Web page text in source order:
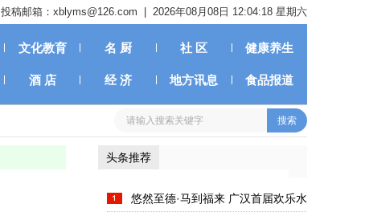
投稿邮箱：xblyms@126.com | 2026年08月08日 12:04:18 星期六
文化教育 名 厨 社 区 健康养生
酒 店 经 济 地方讯息 食品报道
头条推荐
悠然至德·马到福来 广汉首届欢乐水岸新春嘉